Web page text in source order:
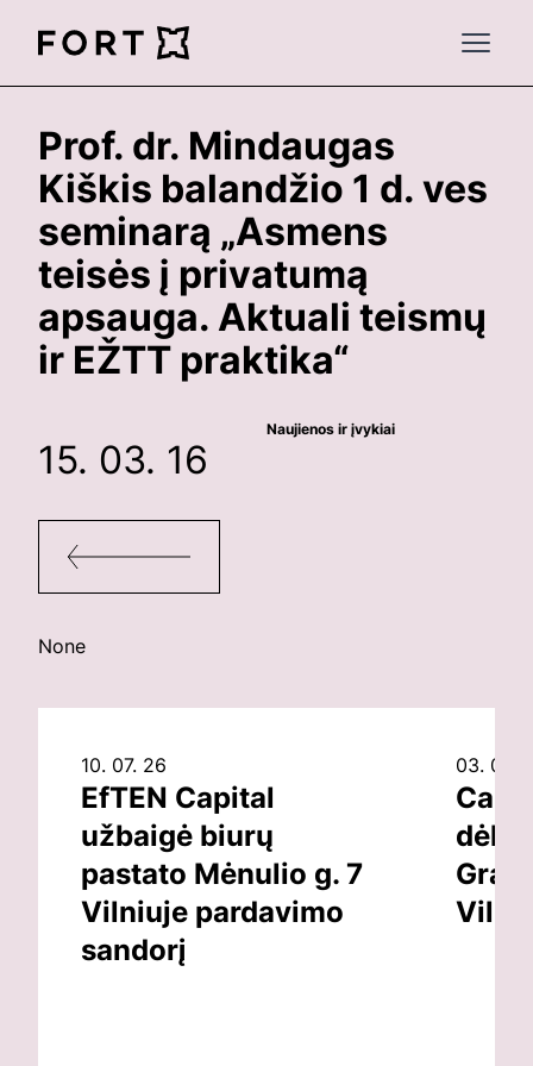
FortLegal
Open
Prof. dr. Mindaugas
Kiškis balandžio 1 d. ves
seminarą „Asmens
teisės į privatumą
apsauga. Aktuali teismų
ir EŽTT praktika“
Naujienos ir įvykiai
15. 03. 16
None
10. 07. 26
EfTEN Capital
užbaigė biurų
pastato Mėnulio g. 7
Vilniuje pardavimo
sandorį
03. 07.
dėl